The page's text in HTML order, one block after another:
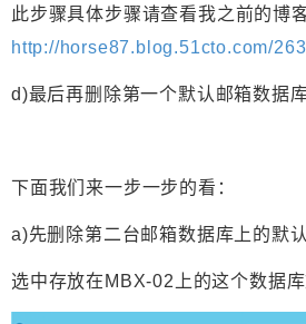
此步骤具体步骤请查看我之前的博
http://horse87.blog.51cto.com/
d)最后再删除第一个默认邮箱数据
下面我们来一步一步的看：
a)先删除第二台邮箱数据库上的默
选中存放在MBX-02上的这个数据库